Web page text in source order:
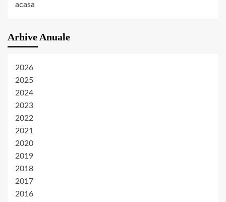
acasa
Arhive Anuale
2026
2025
2024
2023
2022
2021
2020
2019
2018
2017
2016